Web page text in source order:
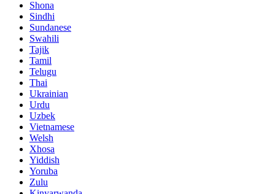
Shona
Sindhi
Sundanese
Swahili
Tajik
Tamil
Telugu
Thai
Ukrainian
Urdu
Uzbek
Vietnamese
Welsh
Xhosa
Yiddish
Yoruba
Zulu